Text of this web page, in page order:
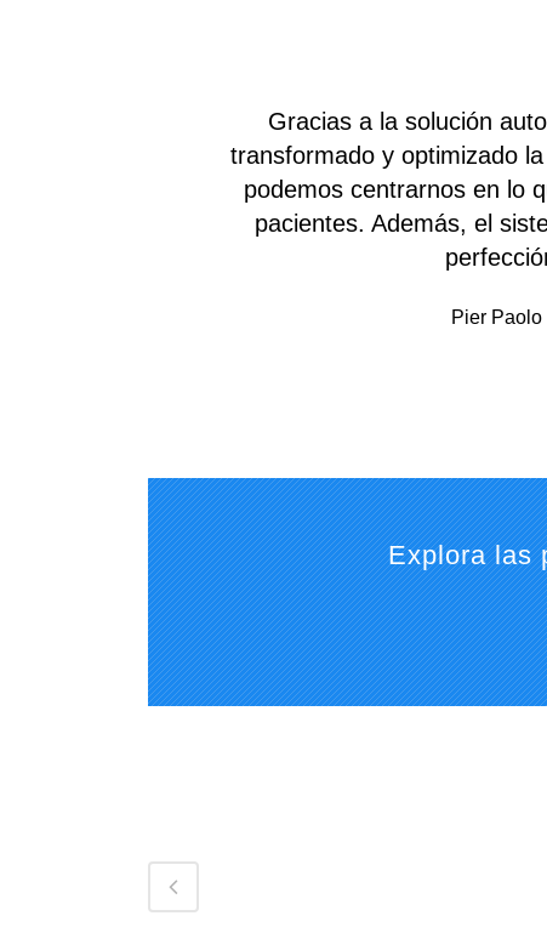
Gracias a la solución
transformado y optimizado
podemos centrarnos en lo
pacientes. Además, el
Pier Paolo
Explora las